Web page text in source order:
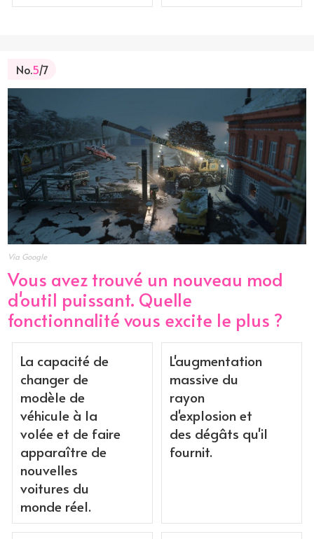
No.5/7
Via Google
Vous avez trouvé un nouveau mod
d'outil puissant. Quelle
fonctionnalité vous excite le plus ?
La capacité de
changer de
modèle de
véhicule à la
volée et de faire
apparaître de
nouvelles
voitures du
monde réel.
L'augmentation
massive du
rayon
d'explosion et
des dégâts qu'il
fournit.